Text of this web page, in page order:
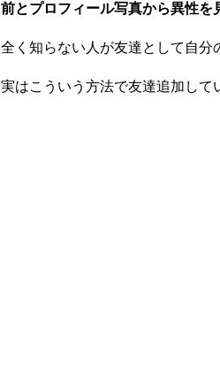
前とプロフィール写真から異性を
全く知らない人が友達として自分
実はこういう方法で友達追加して